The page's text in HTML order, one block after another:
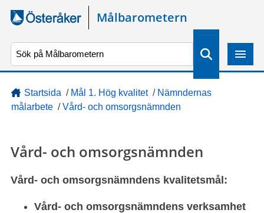
Gå direkt till sidans innehåll
Målbarometern
Startsida / Mål 1. Hög kvalitet / Nämndernas
målarbete /Vård- och omsorgsnämnden
Vård- och omsorgsnämnden
Vård- och omsorgsnämndens kvalitetsmål:
Vård- och omsorgsnämndens verksamhet